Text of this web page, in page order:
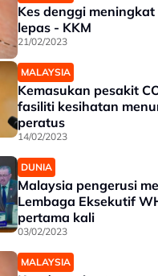
Kes denggi
lepas - KKM
21/02/2023
MALAYSIA
Kemasukan pesakit
fasiliti kesihatan
peratus
14/02/2023
DUNIA
Malaysia pengerusi
Lembaga Eksekutif
pertama kali
03/02/2023
MALAYSIA